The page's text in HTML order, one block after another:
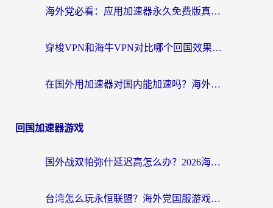
海外党必看：应用加速器永久免费版真的存在吗？教你选对回国加速器无缝刷国内资源
穿梭VPN和海牛VPN对比哪个回国效果更好？海外华人亲测3款热门加速器+避坑指南
在国外用加速器对国内能加速吗？海外党亲测有效的无缝访问指南
回国加速器游戏
国外战双帕弥什延迟高怎么办？2026海外畅玩国服游戏终极指南（附实测工具推荐）
台湾怎么玩永恒联盟？海外党国服游戏加速器选择全攻略（附3大热门游戏实测）